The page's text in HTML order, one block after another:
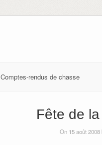
Comptes-rendus de chasse
Fête de
On 15 août 2008